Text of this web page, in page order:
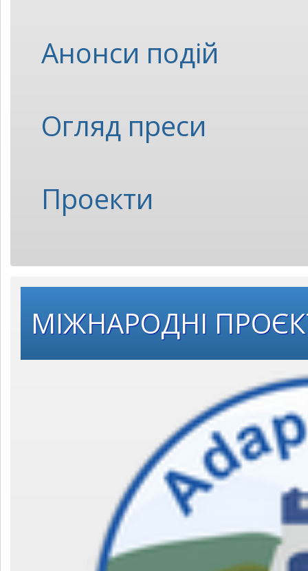
Анонси подій
Огляд преси
Проекти
МІЖНАРОДНІ